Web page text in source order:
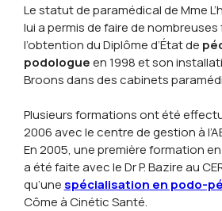
Le statut de paramédical de Mme
lui a permis de faire de
l’obtention du Diplôme d’État de
podologueen 1998 et son
Broons dans des cabinets
Plusieurs formations ont été
2006 avec le centre de gestion à
En 2005, une première formation
a été faite avec le Dr P. Bazire au
qu’une spécialisation en podo-
Côme à Cinétic Santé.